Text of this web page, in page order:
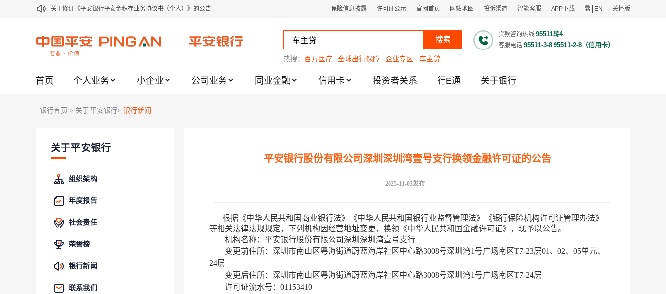
关于修订《平安银行平安金积存业务协议书（个人）》的公告
关于2021年劳动节期间代理贵金属业务风险提示的通知
关于加强代理贵金属业务风险防范的提示
关于进一步加强代理贵金属业务风险防范的提示
关于平安银行电子版信用卡更名为平安银行数字信用卡的公告
保险信息披露 许可证公示 官网首页 网站地图 投诉渠道 智能客服 APP下载 繁 EN 关怀版
搜索
贷款咨询热线 95511转4
客服电话 95511-3-8 95511-2-8（信用卡）
热搜： 百万医疗 全球出行保障 企业专区 车主贷
首页 个人业务 小企业 公司业务 同业金融 信用卡 投资者关系 行E通 关于银行
银行首页 > 关于平安银行> 银行新闻
关于平安银行
组织架构
年度报告
社会责任
荣誉榜
银行新闻
联系我们
平安银行股份有限公司深圳深圳湾壹号支行换领金融许可证的公告
2025-11-03发布
根据《中华人民共和国商业银行法》《中华人民共和国银行业监督管理法》《银行保险机构许可证管理办法》
等相关法律法规规定，下列机构因经营地址变更，换领《中华人民共和国金融许可证》，现予以公告。
机构名称：平安银行股份有限公司深圳深圳湾壹号支行
变更前住所： 深圳市南山区粤海街道蔚蓝海岸社区中心路3008号深圳湾1号广场南区T7-23层01、02、05单元、
24层
变更后住所： 深圳市南山区粤海街道蔚蓝海岸社区中心路3008号深圳湾1号广场南区T7-24层
许可证流水号：01153410